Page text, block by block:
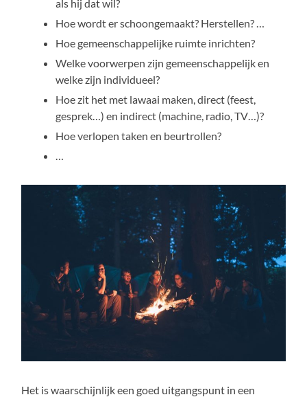
als hij dat wil?
Hoe wordt er schoongemaakt? Herstellen? …
Hoe gemeenschappelijke ruimte inrichten?
Welke voorwerpen zijn gemeenschappelijk en
welke zijn individueel?
Hoe zit het met lawaai maken, direct (feest,
gesprek…) en indirect (machine, radio, TV…)?
Hoe verlopen taken en beurtrollen?
Het is waarschijnlijk een goed uitgangspunt in een